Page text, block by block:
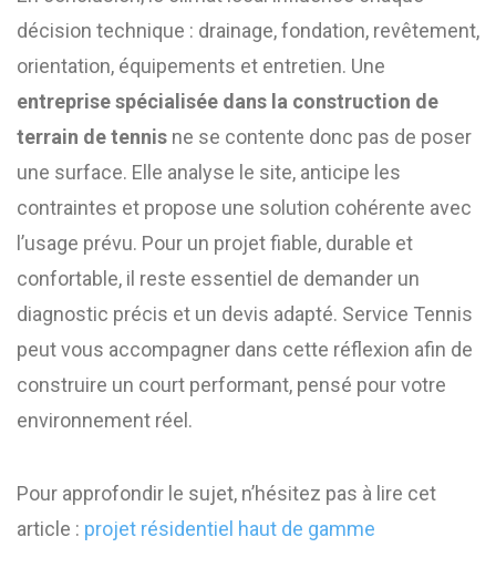
décision technique : drainage, fondation, revêtement,
orientation, équipements et entretien. Une
entreprise spécialisée dans la construction de
terrain de tennis ne se contente donc pas de poser
une surface. Elle analyse le site, anticipe les
contraintes et propose une solution cohérente avec
l’usage prévu. Pour un projet fiable, durable et
confortable, il reste essentiel de demander un
diagnostic précis et un devis adapté. Service Tennis
peut vous accompagner dans cette réflexion afin de
construire un court performant, pensé pour votre
environnement réel.
Pour approfondir le sujet, n’hésitez pas à lire cet
article : projet résidentiel haut de gamme